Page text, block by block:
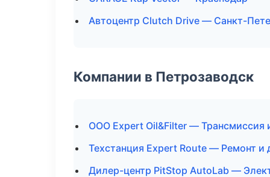
Автоцентр Clutch Drive — Санкт-
Компании в Петрозаводск
ООО Expert Oil&Filter — Трансмиссия
Техстанция Expert Route — Ремонт и
Дилер-центр PitStop AutoLab —